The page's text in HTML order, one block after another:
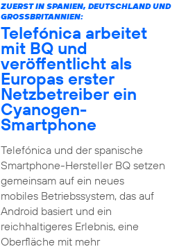
ZUERST IN SPANIEN, DEUTSCHLAND UND
GROSSBRITANNIEN:
Telefónica arbeitet
mit BQ und
veröffentlicht als
Europas erster
Netzbetreiber ein
Cyanogen-
Smartphone
Telefónica und der spanische
Smartphone-Hersteller BQ setzen
gemeinsam auf ein neues
mobiles Betriebssystem, das auf
Android basiert und ein
reichhaltigeres Erlebnis, eine
Oberfläche mit mehr